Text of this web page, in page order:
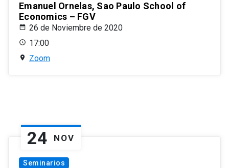
Emanuel Ornelas, Sao Paulo School of
Economics – FGV
26 de Noviembre de 2020
17:00
Zoom
24 NOV
Seminarios